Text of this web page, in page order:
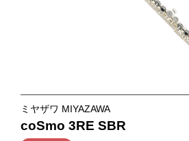
ミヤザワ MIYAZAWA
coSmo 3RE SBR